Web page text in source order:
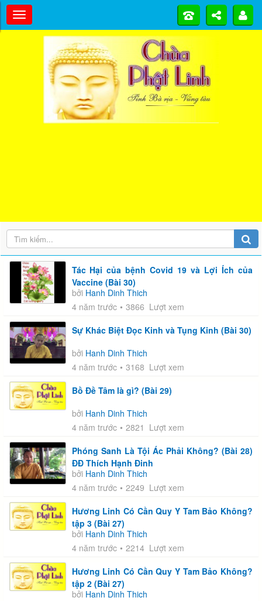
Tác Hại của bệnh Covid 19 và Lợi Ích của
Vaccine (Bài 30)
bởi Hanh Dinh Thich
4 năm trước
3866 Lượt xem
Sự Khác Biệt Đọc Kinh và Tụng Kinh (Bài 30)
bởi Hanh Dinh Thich
4 năm trước
3168 Lượt xem
Bồ Đề Tâm là gì? (Bài 29)
bởi Hanh Dinh Thich
4 năm trước
2821 Lượt xem
Phóng Sanh Là Tội Ác Phải Không? (Bài 28)
ĐĐ Thích Hạnh Đinh
bởi Hanh Dinh Thich
4 năm trước
2249 Lượt xem
Hương Linh Có Cần Quy Y Tam Bảo Không?
tập 3 (Bài 27)
bởi Hanh Dinh Thich
4 năm trước
2214 Lượt xem
Hương Linh Có Cần Quy Y Tam Bảo Không?
tập 2 (Bài 27)
bởi Hanh Dinh Thich